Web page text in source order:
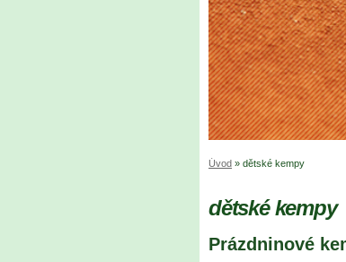
Úvod » dětské kempy
dětské kempy
Prázdninové